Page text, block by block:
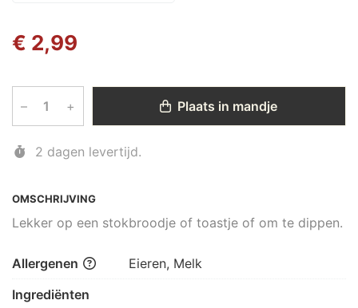
OMSCHRIJVING
Lekker op een stokbroodje of toastje of om te dippen.
€ 2,99
– + Plaats in mandje
2 dagen levertijd.
Allergenen
Eieren, Melk
Ingrediënten